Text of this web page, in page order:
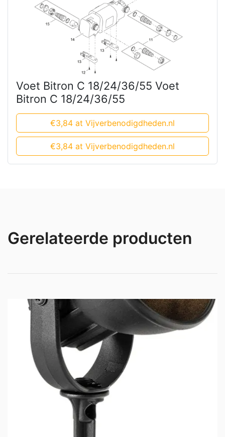
Voet Bitron C 18/24/36/55 Voet
Bitron C 18/24/36/55
€3,84 at Vijverbenodigdheden.nl
€3,84 at Vijverbenodigdheden.nl
Gerelateerde producten